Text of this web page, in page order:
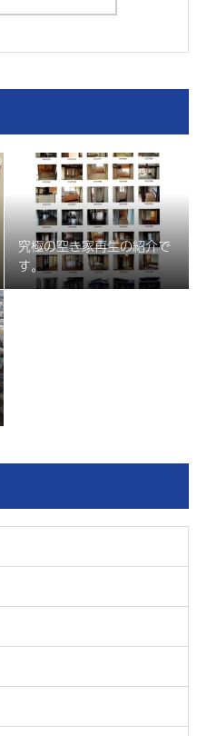
究極の空き家再生の紹介で
す。